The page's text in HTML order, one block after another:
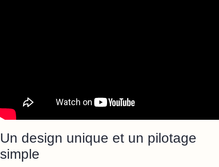
Un design unique et un pilotage
simple